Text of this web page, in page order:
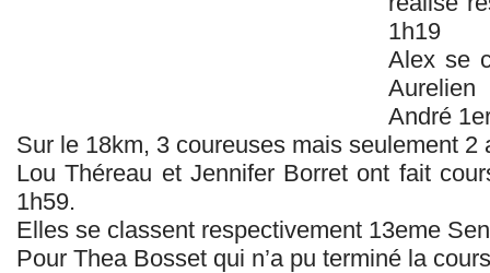
1h19
Alex se
André
Sur le 18km, 3 coureuses mais seulement 2
Lou Théreau et Jennifer Borret ont fait
1h59.
Elles se classent respectivement 13eme
Pour Thea Bosset qui n’a pu terminé la